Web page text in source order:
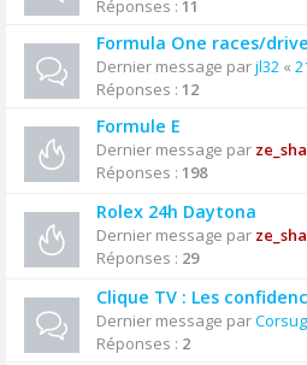
Réponses : 11
Formula One races/
Dernier message parjl32 «
Réponses : 12
Formule E
Dernier message par
Réponses : 198
Rolex 24h Daytona
Dernier message par
Réponses : 29
Clique TV : Les
Dernier message par
Réponses : 2